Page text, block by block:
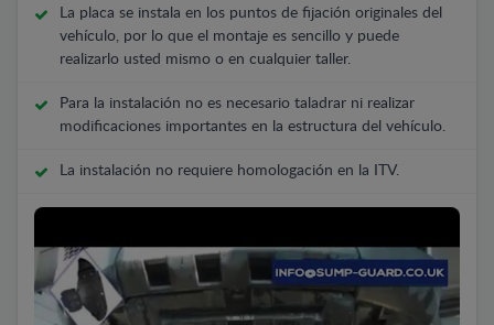
La placa se instala en los puntos de fijación originales del
vehículo, por lo que el montaje es sencillo y puede
realizarlo usted mismo o en cualquier taller.
Para la instalación no es necesario taladrar ni realizar
modificaciones importantes en la estructura del vehículo.
La instalación no requiere homologación en la ITV.